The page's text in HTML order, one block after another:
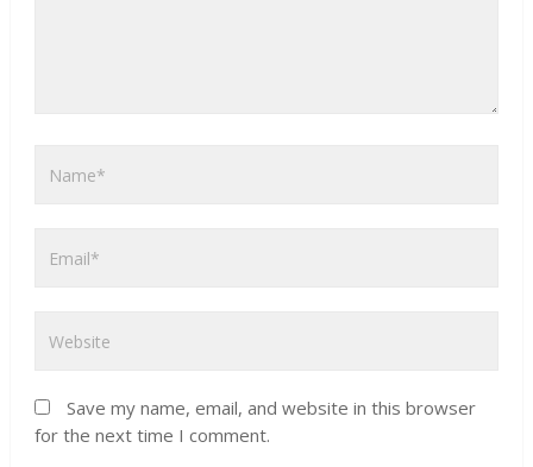
Save my name, email, and website in this browser
for the next time I comment.